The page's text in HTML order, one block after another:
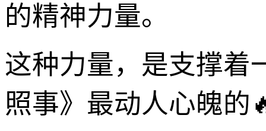
的精神力量。
这种力量，是支撑着
照事》最动人心魄的